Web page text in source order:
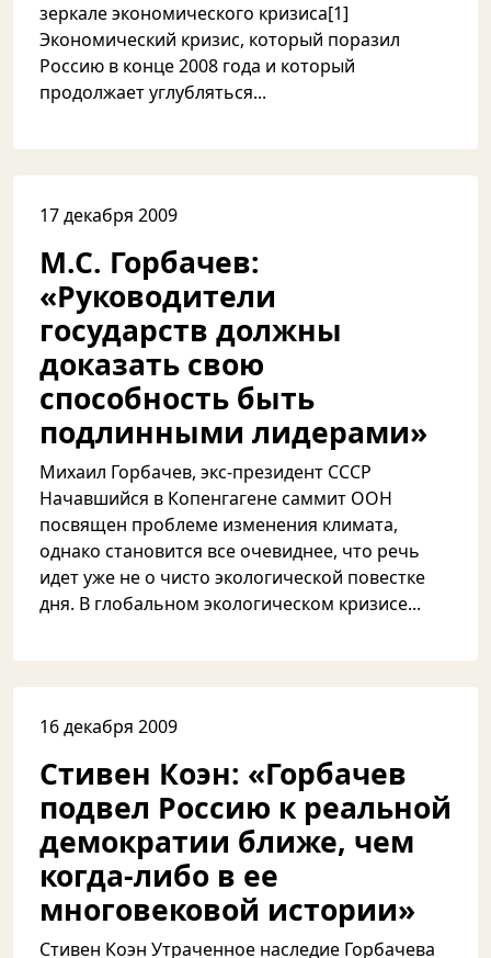
зеркале экономического кризиса[1]
Экономический кризис, который поразил
Россию в конце 2008 года и который
продолжает углубляться...
17 декабря 2009
М.С. Горбачев:
«Руководители
государств должны
доказать свою
способность быть
подлинными лидерами»
Михаил Горбачев, экс-президент СССР
Начавшийся в Копенгагене саммит ООН
посвящен проблеме изменения климата,
однако становится все очевиднее, что речь
идет уже не о чисто экологической повестке
дня. В глобальном экологическом кризисе...
16 декабря 2009
Стивен Коэн: «Горбачев
подвел Россию к реальной
демократии ближе, чем
когда-либо в ее
многовековой истории»
Стивен Коэн Утраченное наследие Горбачева